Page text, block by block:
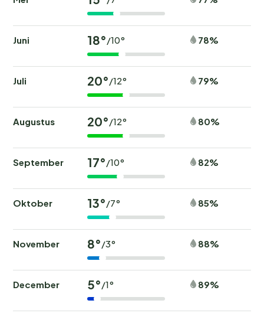
Juni 18°/10° 78%
Juli 20°/12° 79%
Augustus 20°/12° 80%
September 17°/10° 82%
Oktober 13°/7° 85%
November 8°/3° 88%
December 5°/1° 89%